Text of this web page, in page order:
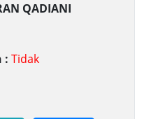
QADIANI
: Tidak